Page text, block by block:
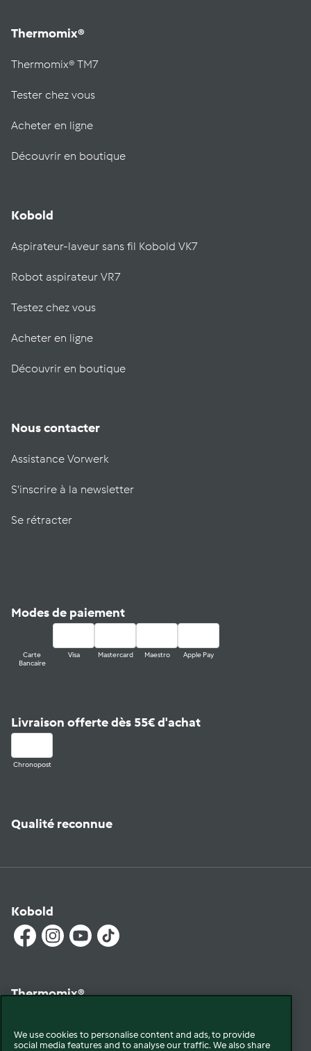
Thermomix®
Thermomix® TM7
Tester chez vous
Acheter en ligne
Découvrir en boutique
Kobold
Aspirateur-laveur sans fil Kobold VK7
Robot aspirateur VR7
Testez chez vous
Acheter en ligne
Découvrir en boutique
Nous contacter
Assistance Vorwerk
S'inscrire à la newsletter
Se rétracter
Modes de paiement
Carte
Bancaire
Visa Mastercard Maestro Apple Pay
Livraison offerte dès 55€ d'achat
Chronopost
Qualité reconnue
Kobold
Thermomix®
We use cookies to personalise content and ads, to provide
social media features and to analyse our traffic. We also share